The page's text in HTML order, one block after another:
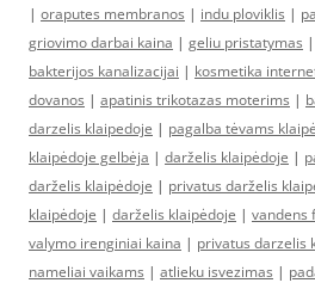
| oraputes membranos | indu ploviklis |
griovimo darbai kaina | geliu pristatymas |
bakterijos kanalizacijai | kosmetika
dovanos | apatinis trikotazas moterims |
darzelis klaipedoje | pagalba tėvams
klaipėdoje gelbėja | darželis klaipėdoje |
darželis klaipėdoje | privatus darželis
klaipėdoje | darželis klaipėdoje | vandens
valymo irenginiai kaina | privatus darzelis
nameliai vaikams | atlieku isvezimas |